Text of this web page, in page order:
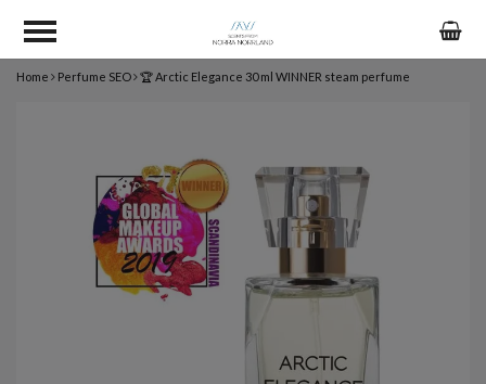
Home Perfume SEO 🏆 Arctic Elegance 30 ml WINNER steam perfume